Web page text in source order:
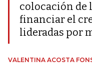
colocación de
financiar el
lideradas por
VALENTINA ACOSTA